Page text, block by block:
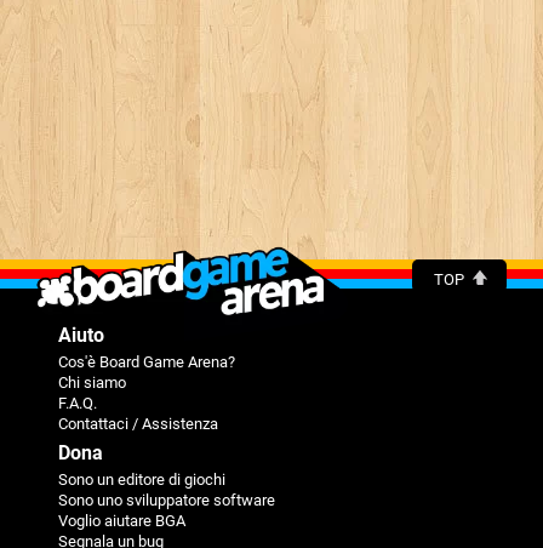
TOP
Aiuto
Cos'è Board Game Arena?
Chi siamo
F.A.Q.
Contattaci / Assistenza
Dona
Sono un editore di giochi
Sono uno sviluppatore software
Voglio aiutare BGA
Segnala un bug